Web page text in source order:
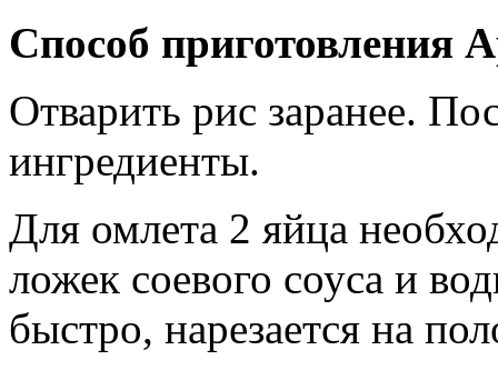
Способ приготовления
Отварить рис заранее.
ингредиенты.
Для омлета 2 яйца
ложек соевого соуса и
быстро, нарезается на